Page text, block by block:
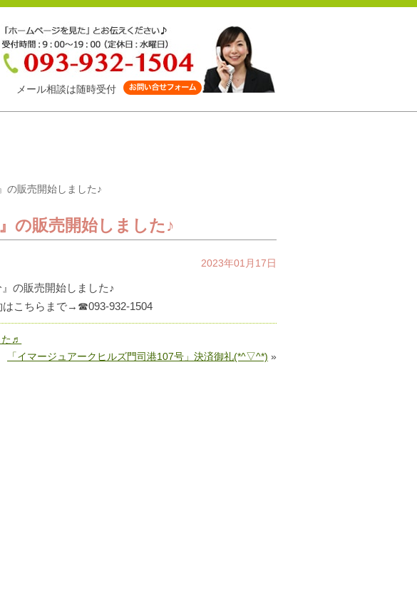
メール相談は随時受付
の販売開始しました♪
の販売開始しました♪
2023年01月17日
の販売開始しました♪
はこちらまで→☎093-932-1504
た♬
「イマージュアークヒルズ門司港107号」決済御礼(*^▽^*) »